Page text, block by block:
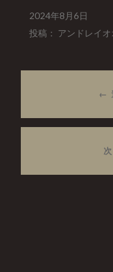
2024年8月6日
投稿： アンドレイ
←